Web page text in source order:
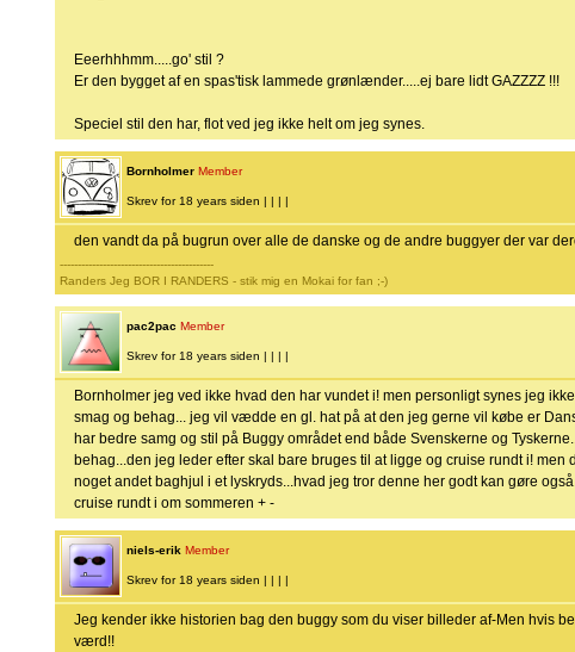
Eeerhhhmm.....go' stil ?
Er den bygget af en spas'tisk lammede grønlænder.....ej bare lidt GAZZZZ !!!
Speciel stil den har, flot ved jeg ikke helt om jeg synes.
Bornholmer Member
Skrev for 18 years siden | | | |
den vandt da på bugrun over alle de danske og de andre buggyer der var
-------------------------------------------
Randers Jeg BOR I RANDERS - stik mig en Mokai for fan ;-)
pac2pac Member
Skrev for 18 years siden | | | |
Bornholmer jeg ved ikke hvad den har vundet i! men personligt synes jeg
smag og behag... jeg vil vædde en gl. hat på at den jeg gerne vil købe er
har bedre samg og stil på Buggy området end både Svenskerne og
behag...den jeg leder efter skal bare bruges til at ligge og cruise rundt i!
noget andet baghjul i et lyskryds...hvad jeg tror denne her godt kan gøre
cruise rundt i om sommeren + -
niels-erik Member
Skrev for 18 years siden | | | |
Jeg kender ikke historien bag den buggy som du viser billeder af-Men hvis
værd!!